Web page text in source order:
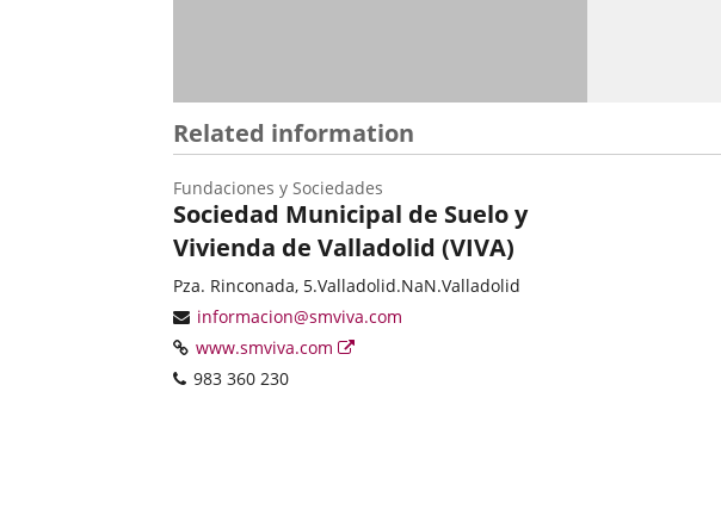
Related information
Sociedad Municipal de Suelo y
Vivienda de Valladolid (VIVA)
Categoría
Fundaciones y Sociedades
Postal
address
Pza. Rinconada, 5.Valladolid.NaN.Valladolid
Email
informacion@smviva.com
Web
www.smviva.com
Enlace
Phones
983 360 230